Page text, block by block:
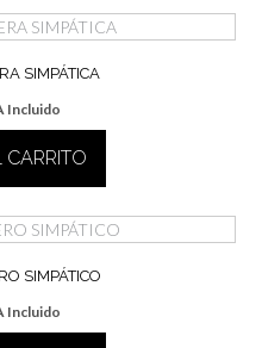
SIMPÁTICA
Incluido
SIMPÁTICO
Incluido